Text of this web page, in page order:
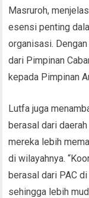
Masruroh,
esensi penting
organisasi.
dari Pimpinan
kepada Pimpinan
Lutfa juga
berasal dari
mereka lebih
di wilayahnya.
berasal dari PAC
sehingga lebih